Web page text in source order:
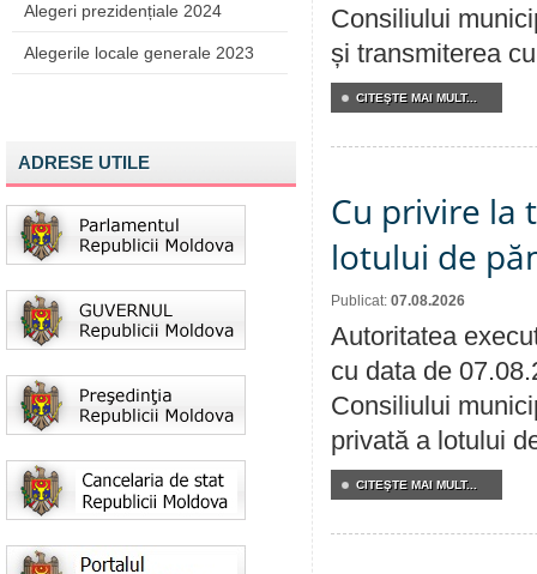
Alegeri prezidențiale 2024
Alegerile locale generale 2023
ADRESE UTILE
Consiliului
și transmiterea
CITEŞTE MAI MULT...
Cu privire la
lotului de
Publicat: 07.08.2026
Autoritatea
cu data de
Consiliului
privată a lotului
CITEŞTE MAI MULT...